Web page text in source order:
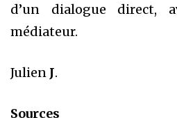
d’un dialogue direct,
médiateur.
Julien J.
Sources